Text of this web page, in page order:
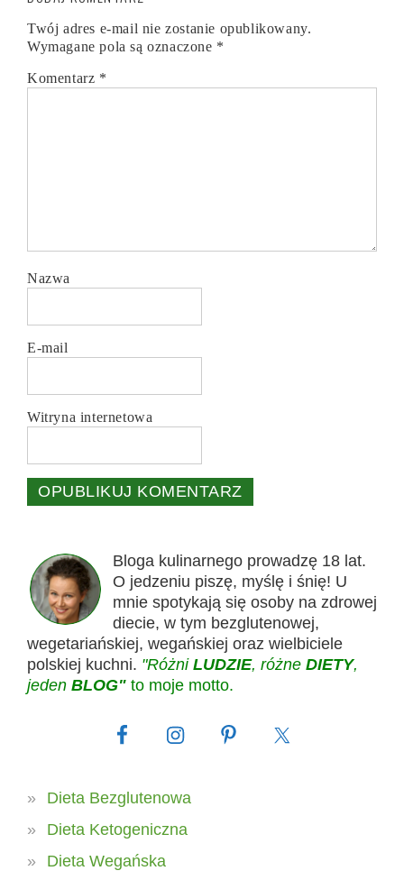
Twój adres e-mail nie zostanie opublikowany.
Wymagane pola są oznaczone *
Komentarz *
Nazwa
E-mail
Witryna internetowa
Bloga kulinarnego prowadzę 18 lat.
O jedzeniu piszę, myślę i śnię! U
mnie spotykają się osoby na zdrowej
diecie, w tym bezglutenowej,
wegetariańskiej, wegańskiej oraz wielbiciele
polskiej kuchni. "Różni LUDZIE, różne DIETY,
jeden BLOG" to moje motto.
Dieta Bezglutenowa
Dieta Ketogeniczna
Dieta Wegańska